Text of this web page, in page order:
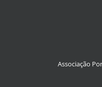
Associação